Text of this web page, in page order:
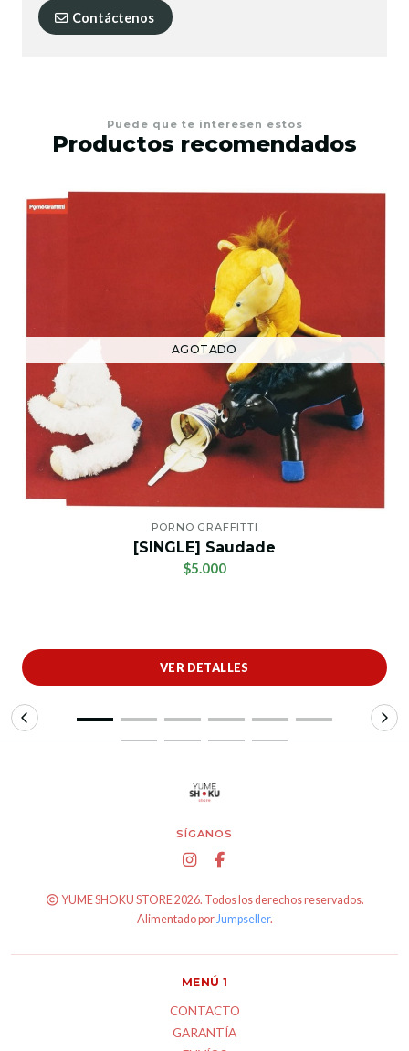
Contáctenos
Puede que te interesen estos
Productos recomendados
AGOTADO
PORNO GRAFFITTI
[SINGLE] Saudade
$5.000
VER DETALLES
SÍGANOS
YUME SHOKU STORE 2026. Todos los derechos reservados.
Alimentado porJumpseller.
MENÚ 1
CONTACTO
GARANTÍA